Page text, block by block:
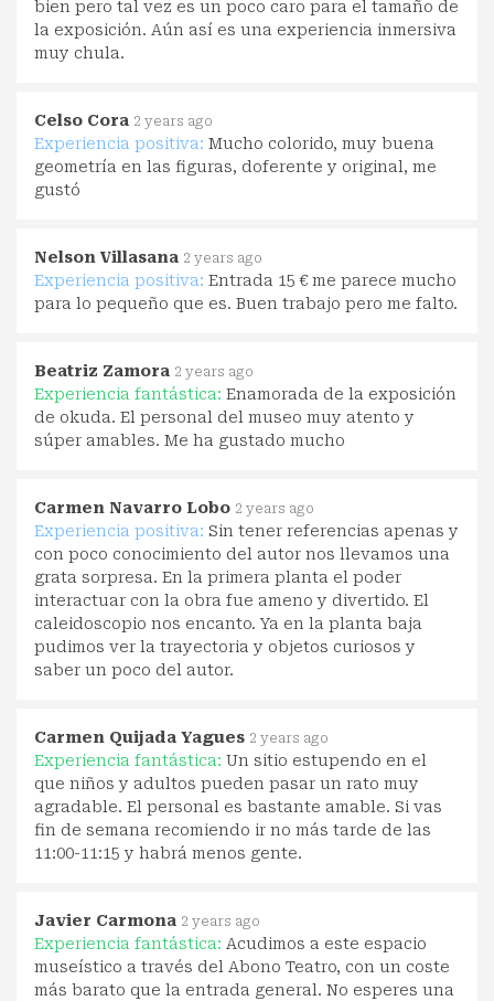
bien pero tal vez es un poco caro para el tamaño de
la exposición. Aún así es una experiencia inmersiva
muy chula.
Celso Cora 2 years ago
Experiencia positiva: Mucho colorido, muy buena
geometría en las figuras, doferente y original, me
gustó
Nelson Villasana 2 years ago
Experiencia positiva: Entrada 15 € me parece mucho
para lo pequeño que es. Buen trabajo pero me falto.
Beatriz Zamora 2 years ago
Experiencia fantástica: Enamorada de la exposición
de okuda. El personal del museo muy atento y
súper amables. Me ha gustado mucho
Carmen Navarro Lobo 2 years ago
Experiencia positiva: Sin tener referencias apenas y
con poco conocimiento del autor nos llevamos una
grata sorpresa. En la primera planta el poder
interactuar con la obra fue ameno y divertido. El
caleidoscopio nos encanto. Ya en la planta baja
pudimos ver la trayectoria y objetos curiosos y
saber un poco del autor.
Carmen Quijada Yagues 2 years ago
Experiencia fantástica: Un sitio estupendo en el
que niños y adultos pueden pasar un rato muy
agradable. El personal es bastante amable. Si vas
fin de semana recomiendo ir no más tarde de las
11:00-11:15 y habrá menos gente.
Javier Carmona 2 years ago
Experiencia fantástica: Acudimos a este espacio
museístico a través del Abono Teatro, con un coste
más barato que la entrada general. No esperes una